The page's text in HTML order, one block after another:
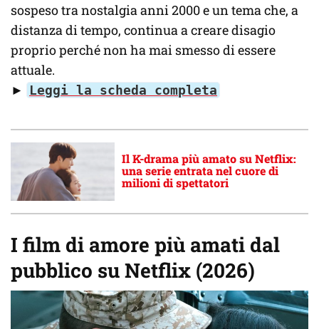
sospeso tra nostalgia anni 2000 e un tema che, a
distanza di tempo, continua a creare disagio
proprio perché non ha mai smesso di essere
attuale.
►
Leggi la scheda completa
Il K-drama più amato su Netflix:
una serie entrata nel cuore di
milioni di spettatori
I film di amore più amati dal
pubblico su Netflix (2026)